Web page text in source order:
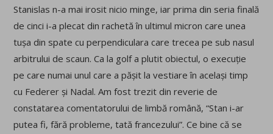
Stanislas n-a mai irosit nicio minge, iar prima din seria finală
de cinci i-a plecat din rachetă în ultimul micron care unea
tușa din spate cu perpendiculara care trecea pe sub nasul
arbitrului de scaun. Ca la golf a plutit obiectul, o execuție
pe care numai unul care a pășit la vestiare în același timp
cu Federer și Nadal. Am fost trezit din reverie de
constatarea comentatorului de limbă română, “Stan i-ar
putea fi, fără probleme, tată francezului”. Ce bine că se